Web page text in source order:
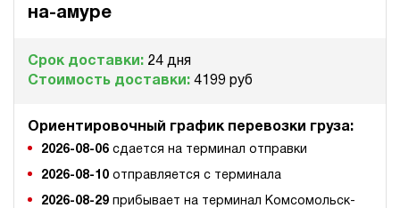
на-амуре
Срок доставки: 24 дня
Стоимость доставки: 4199 руб
Ориентировочный график перевозки груза:
2026-08-06 сдается на терминал отправки
2026-08-10 отправляется с терминала
2026-08-29 прибывает на терминал Комсомольск-